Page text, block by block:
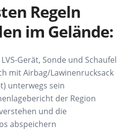
Regeln
im Gelände:
Gerät, Sonde und Schaufel
mit Airbag/Lawinenrucksack
unterwegs sein
lagebericht der Region
und die
abspeichern